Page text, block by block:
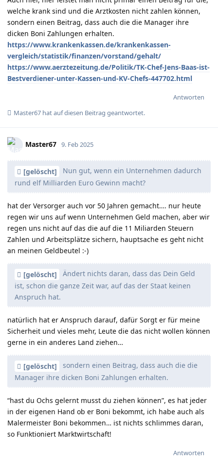
welche krank sind und die Arztkosten nicht zahlen können,
sondern einen Beitrag, dass auch die die Manager ihre
dicken Boni Zahlungen erhalten.
https://www.krankenkassen.de/krankenkassen-
vergleich/statistik/finanzen/vorstand/gehalt/
https://www.aerztezeitung.de/Politik/TK-Chef-Jens-Baas-ist-
Bestverdiener-unter-Kassen-und-KV-Chefs-447702.html
Antworten
Master67 hatauf diesen Beitrag geantwortet.
Master67 9. Feb 2025
[gelöscht]
Nun gut, wenn ein Unternehmen dadurch
rund elf Milliarden Euro Gewinn macht?
hat der Versorger auch vor 50 Jahren gemacht…. nur heute
regen wir uns auf wenn Unternehmen Geld machen, aber wir
regen uns nicht auf das die auf die 11 Miliarden Steuern
Zahlen und Arbeitsplätze sichern, hauptsache es geht nicht
an meinen Geldbeutel :-)
[gelöscht]
Ändert nichts daran, dass das Dein Geld
ist, schon die ganze Zeit war, auf das der Staat keinen
Anspruch hat.
natürlich hat er Anspruch darauf, dafür Sorgt er für meine
Sicherheit und vieles mehr, Leute die das nicht wollen können
gerne in ein anderes Land ziehen…
[gelöscht]
sondern einen Beitrag, dass auch die die
Manager ihre dicken Boni Zahlungen erhalten.
“hast du Ochs gelernt musst du ziehen können”, es hat jeder
in der eigenen Hand ob er Boni bekommt, ich habe auch als
Malermeister Boni bekommen… ist nichts schlimmes daran,
so Funktioniert Marktwirtschaft!
Antworten